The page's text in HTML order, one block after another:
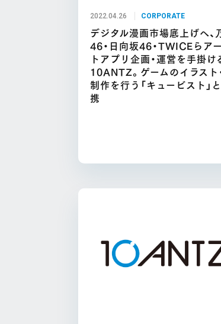
2022.04.26 CORPORATE
デジタル漫画市場底上げへ、
46・日向坂46・TWICEらア
トアプリ企画・運営を手掛け
10ANTZ。ゲームのイラスト
制作を行う「キュービスト」
携